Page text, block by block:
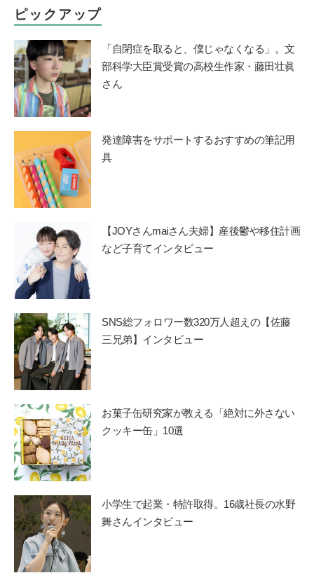
ピックアップ
「自閉症を取ると、僕じゃなくなる」。文
部科学大臣賞受賞の高校生作家・藤田壮眞
さん
発達障害をサポートするおすすめの筆記用
具
【JOYさんmaiさん夫婦】産後鬱や移住計画
など子育てインタビュー
SNS総フォロワー数320万人超えの【佐藤
三兄弟】インタビュー
お菓子缶研究家が教える「絶対に外さない
クッキー缶」10選
小学生で起業・特許取得。16歳社長の水野
舞さんインタビュー